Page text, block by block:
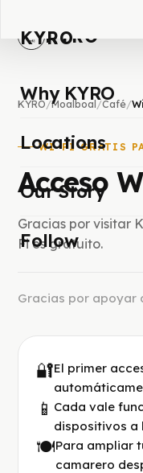
KYRO
KYRO
Why KYRO
Locations
Our Story
Follow
KYRO/Moalboal/Café/
WI-FI GRATIS
Acceso
Gracias por visitar
Fi es gratuito.
Gracias por apoyar
🔐El primer
📱 Cada vale
dispositivos a
🍽️Para ampliar
camarero